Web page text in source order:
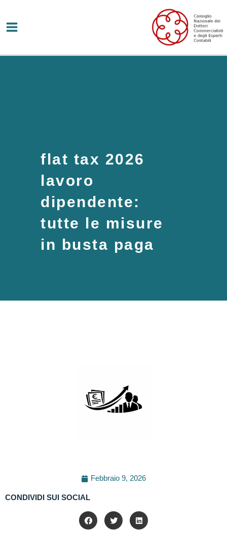
contenuto
flat tax 2026
lavoro
dipendente:
tutte le misure
in busta paga
Febbraio 9, 2026
CONDIVIDI SUI SOCIAL